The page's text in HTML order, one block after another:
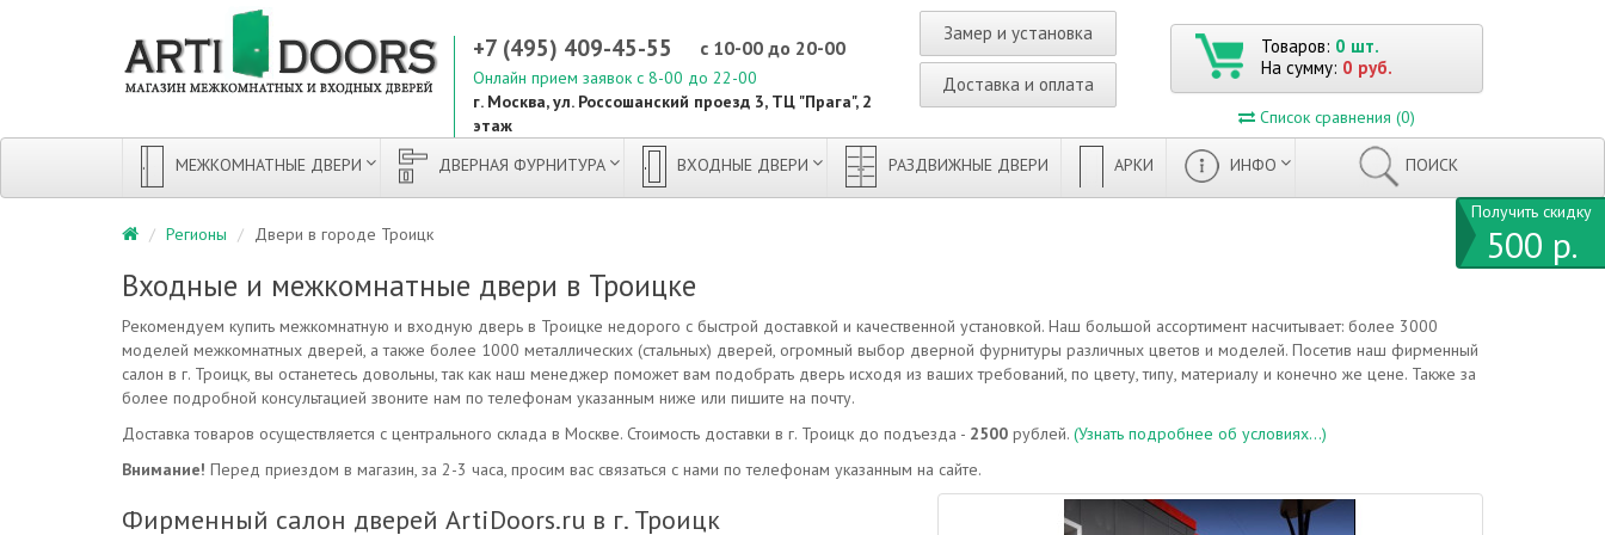
+7 (495) 409-45-55 с 10-00 до 20-00
Онлайн прием заявок с 8-00 до 22-00
г. Москва, ул. Россошанский проезд 3, ТЦ "Прага", 2
этаж
Замер и установка
Доставка и оплата
Товаров: 0 шт.
На сумму: 0 руб.
Список сравнения (0)
МЕЖКОМНАТНЫЕ ДВЕРИ ДВЕРНАЯ ФУРНИТУРА ВХОДНЫЕ ДВЕРИ РАЗДВИЖНЫЕ ДВЕРИ АРКИ ИНФО ПОИСК
Регионы Двери в городе Троицк
Входные и межкомнатные двери в Троицке
Рекомендуем купить межкомнатную и входную дверь в Троицке недорого с быстрой доставкой и качественной установкой. Наш большой ассортимент насчитывает: более 3000
моделей межкомнатных дверей, а также более 1000 металлических (стальных) дверей, огромный выбор дверной фурнитуры различных цветов и моделей. Посетив наш фирменный
салон в г. Троицк, вы останетесь довольны, так как наш менеджер поможет вам подобрать дверь исходя из ваших требований, по цвету, типу, материалу и конечно же цене. Также за
более подробной консультацией звоните нам по телефонам указанным ниже или пишите на почту.
Доставка товаров осуществляется с центрального склада в Москве. Стоимость доставки в г. Троицк до подъезда - 2500 рублей. (Узнать подробнее об условиях...)
Внимание! Перед приездом в магазин, за 2-3 часа, просим вас связаться с нами по телефонам указанным на сайте.
Фирменный салон дверей ArtiDoors.ru в г. Троицк
Получить скидку
500 р.